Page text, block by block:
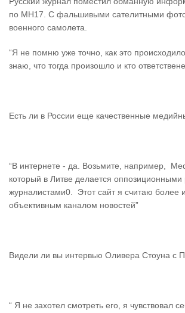
по MH17. С фальшивыми сателитными фото
военного самолета.
“Я не помню уже точно, как это
знаю, что тогда произошло и кто
Есть ли в России еще качественные
“В интернете - да. Возьмите, например,
который в Литве делается оппозиционными
журналистами0. Этот сайт я считаю более
объективным каналом новостей”
Видели ли вы интервью Оливера Стоуна с
“ Я не захотел смотреть его, я чувствовал